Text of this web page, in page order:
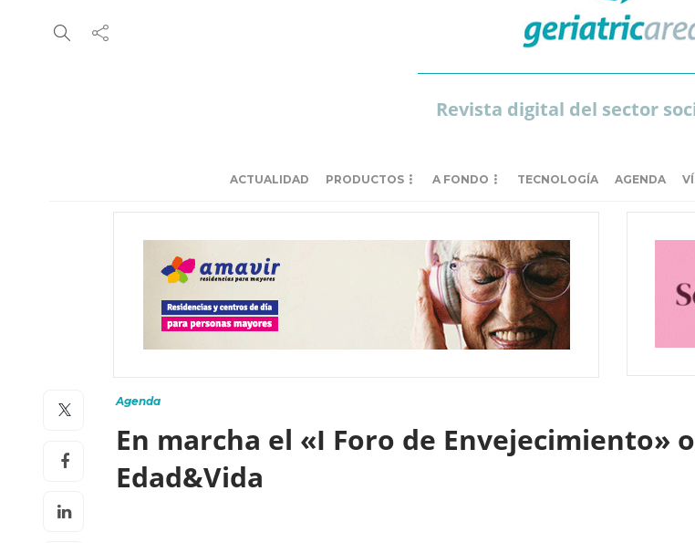
Revista digital del sector
ACTUALIDAD PRODUCTOS A FONDO TECNOLOGÍA AGENDA
Agenda
En marcha el «I Foro de Envejecimiento»
Edad&Vida